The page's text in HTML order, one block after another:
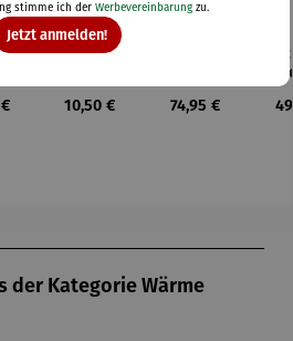
Preis:
Brenngel
Gelfeuerst
elle -
Regulärer Preis:
10,50 €
Regulärer Preis:
74,95 €
der Kategorie Wärme
stimme ich der Werbevereinbarungzu.
Jetzt anmelden!